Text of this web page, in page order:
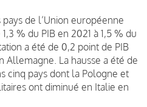
de l’Union européenne
% du PIB en 2021 à 1,5 % du
a été de 0,2 point de PIB
Allemagne. La hausse a été de
cinq pays dont la Pologne et
ont diminué en Italie en